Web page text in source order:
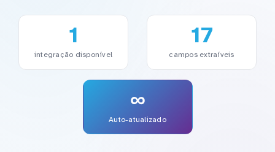
1
integração disponível
17
campos extraíveis
∞
Auto-atualizado